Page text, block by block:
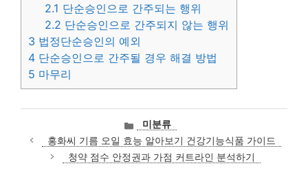
2.1 단순승인으로 간주되는 행위
2.2 단순승인으로 간주되지 않는 행위
3 법정단순승인의 예외
4 단순승인으로 간주될 경우 해결 방법
5 마무리
카
테
고
리
미분류
홍화씨 기름 오일 효능 알아보기 건강기능식품 가이드
청약 점수 안정권과 가점 커트라인 분석하기